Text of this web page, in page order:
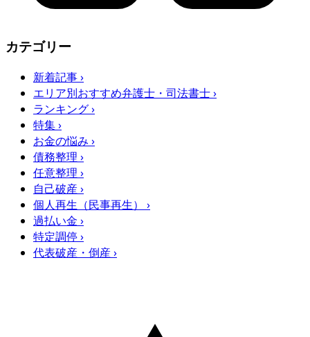
カテゴリー
新着記事›
エリア別おすすめ弁護士・司法書士›
ランキング›
特集›
お金の悩み ›
債務整理 ›
任意整理 ›
自己破産›
個人再生（民事再生）
›
過払い金 ›
特定調停›
代表破産・倒産›